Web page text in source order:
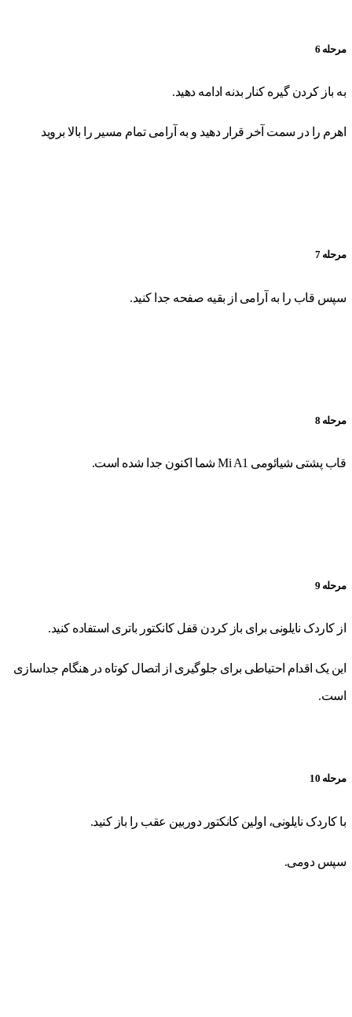
مرحله 6
به باز کردن گیره کنار بدنه ادامه دهید.
اهرم را در سمت آخر قرار دهید و به آرامی تمام مسیر را بالا بروید
مرحله 7
سپس قاب را به آرامی از بقیه صفحه جدا کنید.
مرحله 8
قاب پشتی شیائومی Mi A1 شما اکنون جدا شده است.
مرحله 9
از کاردک نایلونی برای باز کردن قفل کانکتور باتری استفاده کنید.
این یک اقدام احتیاطی برای جلوگیری از اتصال کوتاه در هنگام جداسازی
است.
مرحله 10
با کاردک نایلونی، اولین کانکتور دوربین عقب را باز کنید.
سپس دومی.